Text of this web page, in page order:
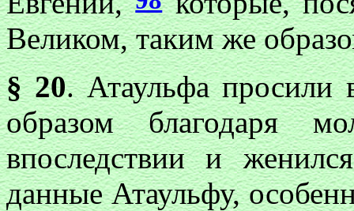
Великом, таким же
§ 20. Атаульфа
образом благодаря
впоследствии и
данные Атаульфу,